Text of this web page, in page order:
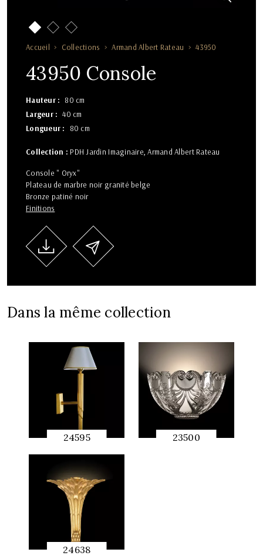
Accueil Collections Armand Albert Rateau 43950
43950 Console
Hauteur
80 cm
Largeur
40 cm
Longueur
80 cm
Collection : PDH Jardin Imaginaire Armand Albert Rateau
Console " Oryx"
Plateau de marbre noir granité belge
Bronze patiné noir
Finitions
Dans la même collection
24595
APERÇU
RAPIDE
23500
24638